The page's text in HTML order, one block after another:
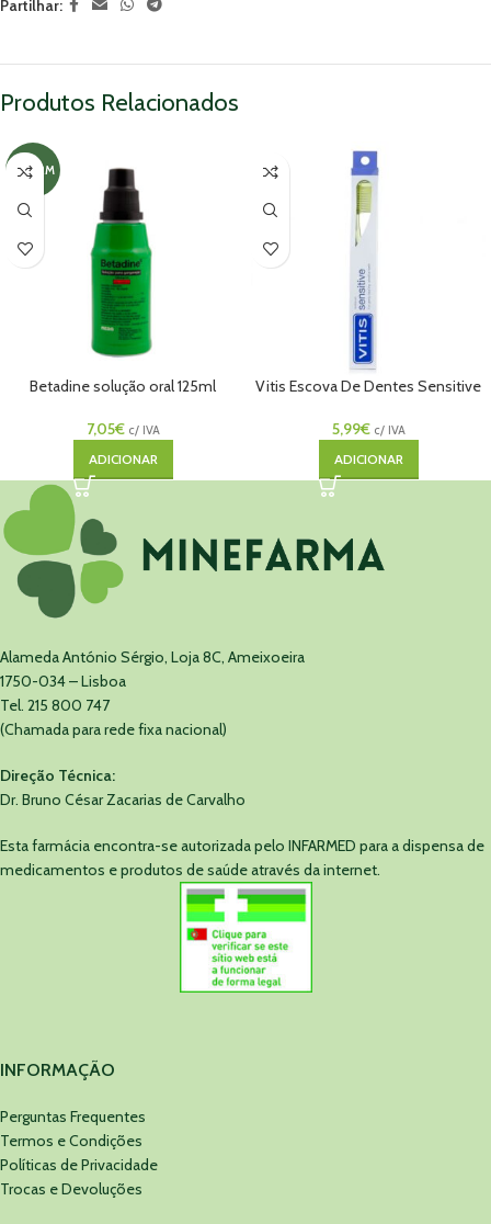
Partilhar:
Produtos Relacionados
MNSRM
Betadine solução oral 125ml
7,05€ c/ IVA
ADICIONAR
Vitis Escova De Dentes Sensitive
5,99€ c/ IVA
ADICIONAR
Alameda António Sérgio, Loja 8C, Ameixoeira
1750-034 – Lisboa
Tel. 215 800 747
(Chamada para rede fixa nacional)
Direção Técnica:
Dr. Bruno César Zacarias de Carvalho
Esta farmácia encontra-se autorizada pelo INFARMED para a dispensa de
medicamentos e produtos de saúde através da internet.
INFORMAÇÃO
Perguntas Frequentes
Termos e Condições
Políticas de Privacidade
Trocas e Devoluções